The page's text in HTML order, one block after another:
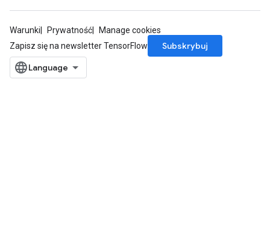
Warunki Prywatność
Manage cookies
Zapisz się na newsletter TensorFlow
Subskrybuj